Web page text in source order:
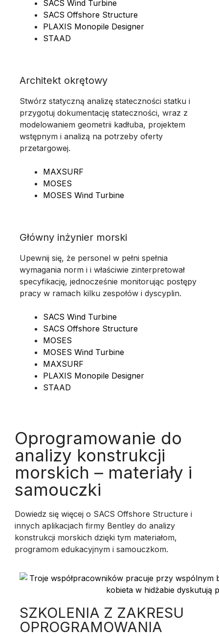
SACS Wind Turbine
SACS Offshore Structure
PLAXIS Monopile Designer
STAAD
Architekt okrętowy
Stwórz statyczną analizę stateczności statku i
przygotuj dokumentację stateczności, wraz z
modelowaniem geometrii kadłuba, projektem
wstępnym i analizą na potrzeby oferty
przetargowej.
MAXSURF
MOSES
MOSES Wind Turbine
Główny inżynier morski
Upewnij się, że personel w pełni spełnia
wymagania norm i i właściwie zinterpretował
specyfikację, jednocześnie monitorując postępy
pracy w ramach kilku zespołów i dyscyplin.
SACS Wind Turbine
SACS Offshore Structure
MOSES
MOSES Wind Turbine
MAXSURF
PLAXIS Monopile Designer
STAAD
Oprogramowanie do
analizy konstrukcji
morskich – materiały i
samouczki
Dowiedz się więcej o SACS Offshore Structure i
innych aplikacjach firmy Bentley do analizy
konstrukcji morskich dzięki tym materiałom,
programom edukacyjnym i samouczkom.
SZKOLENIA Z ZAKRESU
OPROGRAMOWANIA